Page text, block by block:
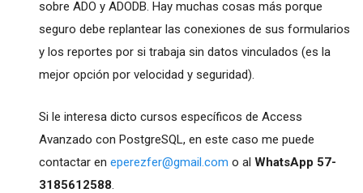
sobre ADO y ADODB. Hay muchas cosas más porque
seguro debe replantear las conexiones de sus formularios
y los reportes por si trabaja sin datos vinculados (es la
mejor opción por velocidad y seguridad).
Si le interesa dicto cursos específicos de Access
Avanzado con PostgreSQL, en este caso me puede
contactar en eperezfer@gmail.com o al WhatsApp 57-
3185612588.